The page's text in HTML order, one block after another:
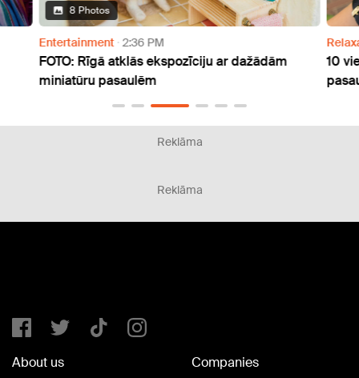
8 Photos
Entertainment 2:36 PM
FOTO: Rīgā atklās ekspozīciju ar dažādām
miniatūru pasaulēm
10
Reklāma
Reklāma
About us
Companies